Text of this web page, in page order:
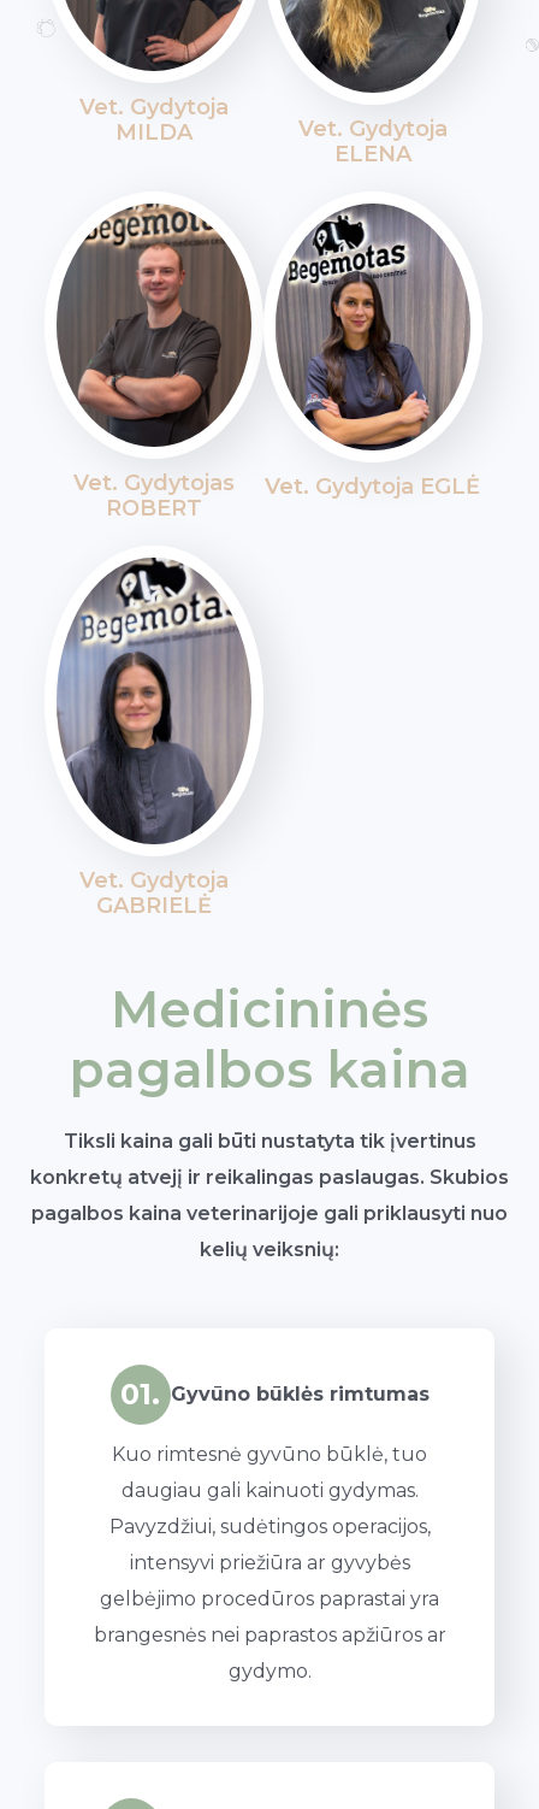
Vet. Gydytoja
MILDA
Vet. Gydytoja
ELENA
Vet. Gydytojas
ROBERT
Vet. Gydytoja EGLĖ
Vet. Gydytoja
GABRIELĖ
Medicininės
pagalbos kaina
Tiksli kaina gali būti nustatyta tik įvertinus
konkretų atvejį ir reikalingas paslaugas. Skubios
pagalbos kaina veterinarijoje gali priklausyti nuo
kelių veiksnių:
01. Gyvūno būklės rimtumas
Kuo rimtesnė gyvūno būklė, tuo
daugiau gali kainuoti gydymas.
Pavyzdžiui, sudėtingos operacijos,
intensyvi priežiūra ar gyvybės
gelbėjimo procedūros paprastai yra
brangesnės nei paprastos apžiūros ar
gydymo.